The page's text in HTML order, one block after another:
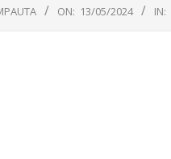
ON: 13/05/2024 IN: